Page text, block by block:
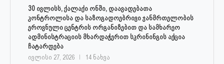
30 ივლისს, ქალაქი ონში, დაავადებათა
კონტროლისა და საზოგადოებრივი ჯანმრთელობის
ეროვნული ცენტრის ორგანიზებით და სამხარეო
ადმინისტრაციის მხარდაჭერით სკრინინგის აქცია
ჩატარდება
ივლისი 27, 2026 14 ნახვა